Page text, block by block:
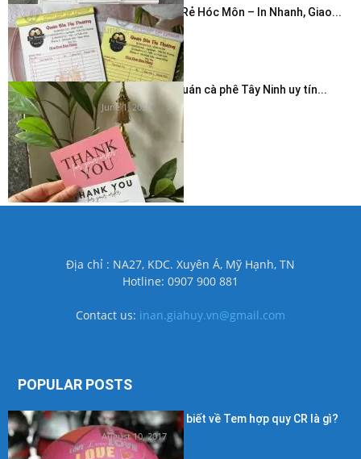
In Hóa Đơn Giá Rẻ Hóc Môn – In Nhanh, Giao...
June 5, 2026
In thẻ cảm ơn quán cà phê Tây Ninh uy tín...
June 1, 2026
Địa chỉ : NA27, KDC. Xuyên Á, Mỹ Hạnh, TN
Hotline: 0907 900 881
Contact us: inan.giahuy.vn@gmail.com
POPULAR POSTS
Những điều cần biết về Tem hợp quy CR là gì?
August 10, 2017